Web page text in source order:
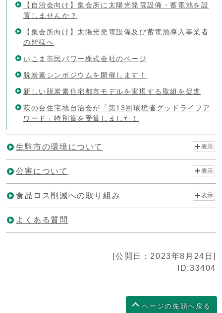
【自治会向け】集会所に太陽光発電設備・蓄電池を設
置しませんか？
【集会所向け】太陽光発電設備及び蓄電池導入事業者
の皆様へ
いこま市民パワー株式会社のページ
脱炭素シンポジウムを開催します！
新しい脱炭素住宅都市モデルを実現する取組を促進
萩の台住宅地自治会が「第13回環境省グッドライフア
ワード」特別賞を受賞しました！
生駒市の環境について 表示
公害について 表示
食品ロス削減への取り組み 表示
よくある質問
[公開日：2023年8月24日]
ID:33404
ページの先頭へ戻る